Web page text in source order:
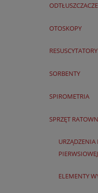
ODTŁUSZCZACZE
OTOSKOPY
SORBENTY
SPIROMETRIA
SPRZĘT
URZĄDZENIA
PIERWSIOWEJ
ELEMENTY